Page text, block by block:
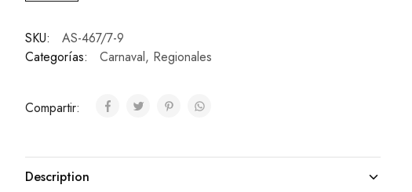
SKU:
AS-467/7-9
Categorías:
Carnaval, Regionales
Compartir:
Description